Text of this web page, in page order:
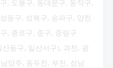
, 도봉구, 동대문구, 동작구,
동구, 성북구, 송파구, 양천
, 종로구, 중구, 중랑구
동구, 일산서구), 과천, 광
양주, 동두천, 부천, 성남